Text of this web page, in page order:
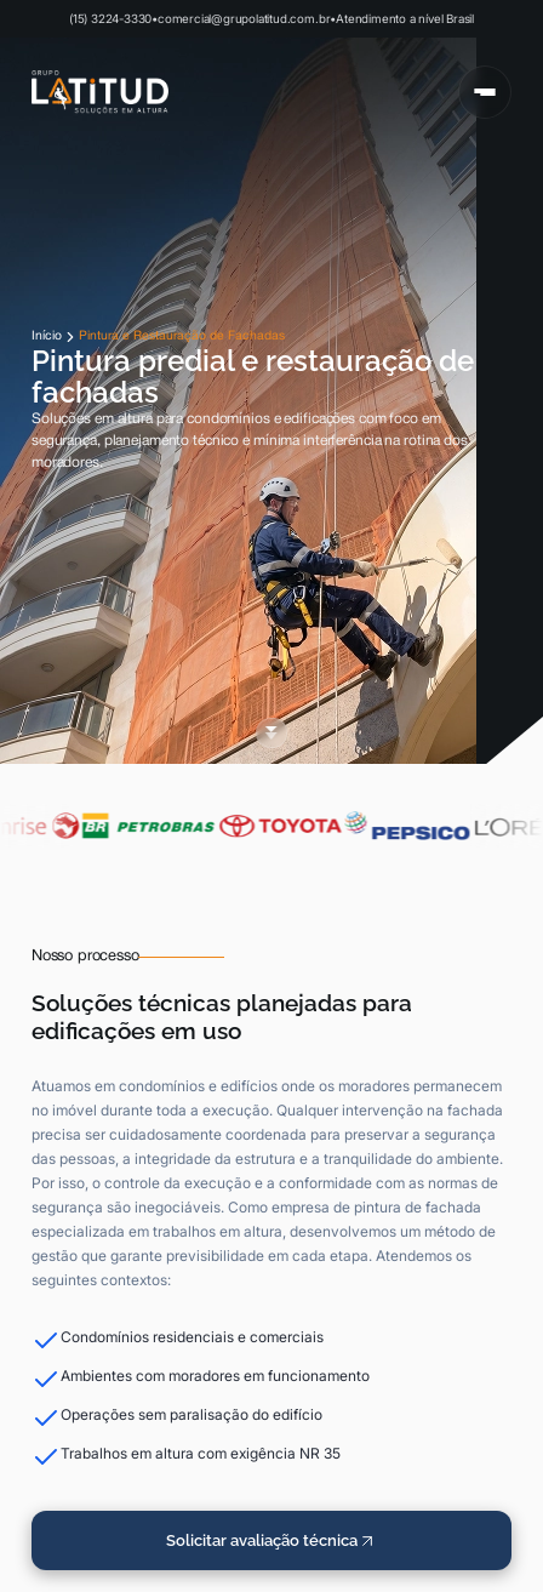
(15) 3224-3330•comercial@grupolatitud.com.br•Atendimento a nível Brasil
Início Pintura e Restauração de Fachadas
Pintura predial e restauração de
fachadas
Soluções em altura para condomínios e edificações com foco em
segurança, planejamento técnico e mínima interferência na rotina dos
moradores.
Nosso processo
Soluções técnicas planejadas para
edificações em uso
Atuamos em condomínios e edifícios onde os moradores permanecem
no imóvel durante toda a execução. Qualquer intervenção na fachada
precisa ser cuidadosamente coordenada para preservar a segurança
das pessoas, a integridade da estrutura e a tranquilidade do ambiente.
Por isso, o controle da execução e a conformidade com as normas de
segurança são inegociáveis. Como empresa de pintura de fachada
especializada em trabalhos em altura, desenvolvemos um método de
gestão que garante previsibilidade em cada etapa. Atendemos os
seguintes contextos:
Condomínios residenciais e comerciais
Ambientes com moradores em funcionamento
Operações sem paralisação do edifício
Trabalhos em altura com exigência NR 35
Solicitar avaliação técnica